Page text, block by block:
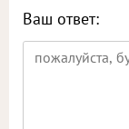
Ваш ответ: